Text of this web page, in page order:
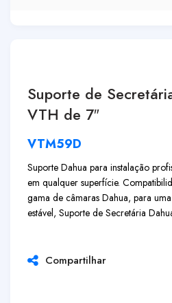
Suporte de
VTH de 7″
VTM59D
Suporte Dahua para instalação
em qualquer superfície.
gama de câmaras Dahua, para
estável, Suporte de Secretária
Compartilhar